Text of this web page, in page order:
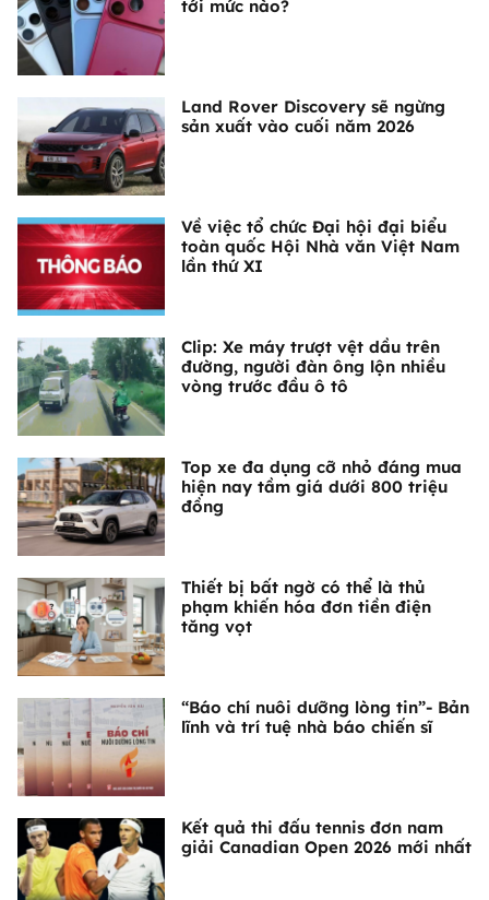
tới mức nào?
Land Rover Discovery sẽ ngừng
sản xuất vào cuối năm 2026
Về việc tổ chức Đại hội đại biểu
toàn quốc Hội Nhà văn Việt Nam
lần thứ XI
Clip: Xe máy trượt vệt dầu trên
đường, người đàn ông lộn nhiều
vòng trước đầu ô tô
Top xe đa dụng cỡ nhỏ đáng mua
hiện nay tầm giá dưới 800 triệu
đồng
Thiết bị bất ngờ có thể là thủ
phạm khiến hóa đơn tiền điện
tăng vọt
“Báo chí nuôi dưỡng lòng tin”- Bản
lĩnh và trí tuệ nhà báo chiến sĩ
Kết quả thi đấu tennis đơn nam
giải Canadian Open 2026 mới nhất